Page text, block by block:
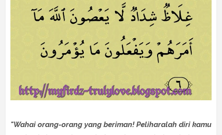
"Wahai orang-orang yang beriman! Peliharalah diri kamu